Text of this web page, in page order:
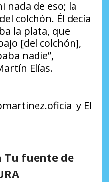
nada de eso; la
colchón. Él decía
la plata, que
[del colchón],
nadie”,
Elías.
y El
Tu fuente de